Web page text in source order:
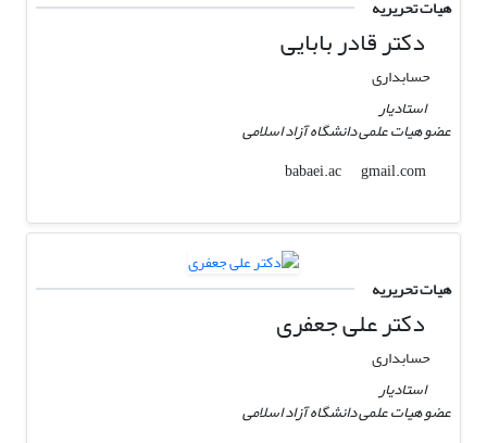
هیات تحریریه
دکتر قادر بابایی
حسابداری
استادیار
عضو هیات علمی دانشگاه آزاد اسلامی
babaei.ac
gmail.com
هیات تحریریه
دکتر علی جعفری
حسابداری
استادیار
عضو هیات علمی دانشگاه آزاد اسلامی